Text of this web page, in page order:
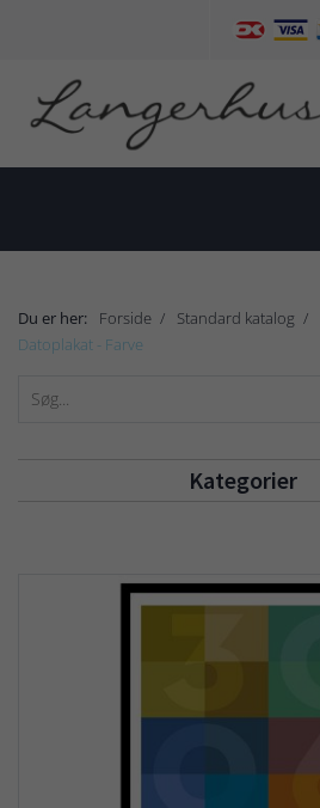
Du er her: Forside Standard katalog
Datoplakat - Farve
Kategorier